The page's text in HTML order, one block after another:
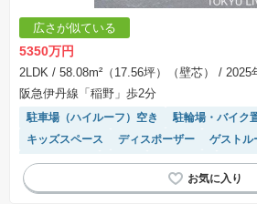
広さが似ている
5350万円
2LDK / 58.08m²（17.56坪）（壁芯）
/ 2025
阪急伊丹線「稲野」歩2分
駐車場（ハイルーフ）空き
駐輪場・バイク
キッズスペース
ディスポーザー ゲストル
自走式駐車場
平坦地 ペット相談
対面
宅配ボックス
モニター付きイ